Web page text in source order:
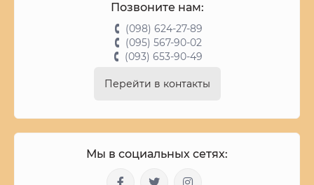
Позвоните нам:
(098) 624-27-89
(095) 567-90-02
(093) 653-90-49
Перейти в контакты
Мы в социальных сетях: